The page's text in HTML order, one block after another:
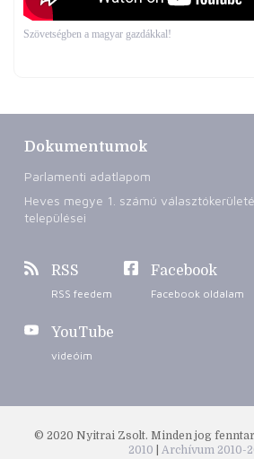
Szövetségben a magyar gazdákkal!
Dokumentumok
Parlamenti adatlapom
Heves megye 1. számú
települései
RSS
RSS feedem
Facebook
Facebook oldalam
YouTube
videóim
© 2020 Nyitrai Zsolt. Minden jog
2010
Archívum 2010-